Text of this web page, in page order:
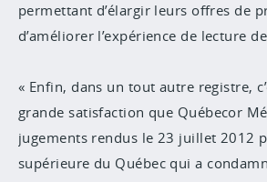
permettant d’élargir leurs offres de
d’améliorer l’expérience de lecture
« Enfin, dans un tout autre registre,
grande satisfaction que Québecor
jugements rendus le 23 juillet 2012
supérieure du Québec qui a